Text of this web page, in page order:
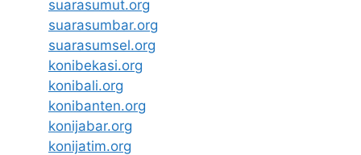
suarasumut.org
suarasumbar.org
suarasumsel.org
konibekasi.org
konibali.org
konibanten.org
konijabar.org
konijatim.org